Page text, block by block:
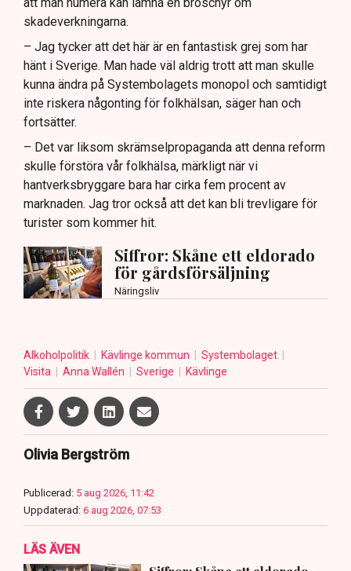
skadeverkningarna.
– Jag tycker att det här är en fantastisk grej som har
hänt i Sverige. Man hade väl aldrig trott att man skulle
kunna ändra på Systembolagets monopol och samtidigt
inte riskera någonting för folkhälsan, säger han och
fortsätter.
– Det var liksom skrämselpropaganda att denna reform
skulle förstöra vår folkhälsa, märkligt när vi
hantverksbryggare bara har cirka fem procent av
marknaden. Jag tror också att det kan bli trevligare för
turister som kommer hit.
Siffror: Skåne ett eldorado
för gårdsförsäljning
Näringsliv
Alkoholpolitik Kävlinge kommun
Systembolaget
Visita
Anna Wallén Sverige Kävlinge
Olivia Bergström
Publicerad: 5 aug 2026, 11:42
Uppdaterad: 6 aug 2026, 07:53
LÄS ÄVEN